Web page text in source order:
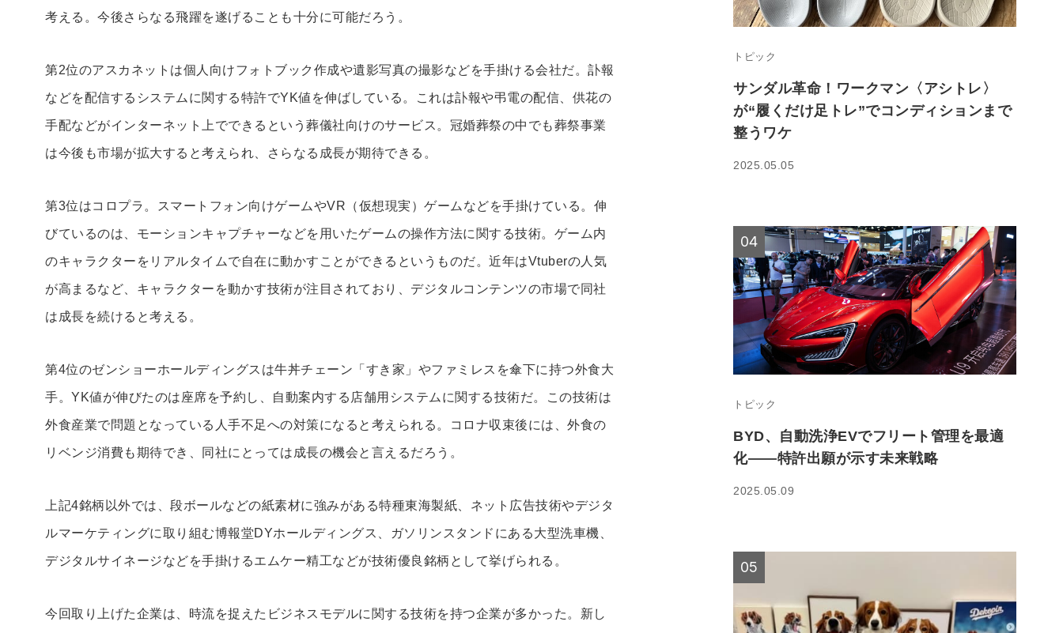
考える。今後さらなる飛躍を遂げることも十分に可能だろう。
第2位のアスカネットは個人向けフォトブック作成や遺影写真の撮影などを手掛ける会社だ。訃報
などを配信するシステムに関する特許でYK値を伸ばしている。これは訃報や弔電の配信、供花の
手配などがインターネット上でできるという葬儀社向けのサービス。冠婚葬祭の中でも葬祭事業
は今後も市場が拡大すると考えられ、さらなる成長が期待できる。
第3位はコロプラ。スマートフォン向けゲームやVR（仮想現実）ゲームなどを手掛けている。伸
びているのは、モーションキャプチャーなどを用いたゲームの操作方法に関する技術。ゲーム内
のキャラクターをリアルタイムで自在に動かすことができるというものだ。近年はVtuberの人気
が高まるなど、キャラクターを動かす技術が注目されており、デジタルコンテンツの市場で同社
は成長を続けると考える。
第4位のゼンショーホールディングスは牛丼チェーン「すき家」やファミレスを傘下に持つ外食大
手。YK値が伸びたのは座席を予約し、自動案内する店舗用システムに関する技術だ。この技術は
外食産業で問題となっている人手不足への対策になると考えられる。コロナ収束後には、外食の
リベンジ消費も期待でき、同社にとっては成長の機会と言えるだろう。
上記4銘柄以外では、段ボールなどの紙素材に強みがある特種東海製紙、ネット広告技術やデジタ
ルマーケティングに取り組む博報堂DYホールディングス、ガソリンスタンドにある大型洗車機、
デジタルサイネージなどを手掛けるエムケー精工などが技術優良銘柄として挙げられる。
今回取り上げた企業は、時流を捉えたビジネスモデルに関する技術を持つ企業が多かった。新し
トピック
サンダル革命！ワークマン〈アシトレ〉
が“履くだけ足トレ”でコンディションまで
整うワケ
2025.05.05
トピック
BYD、自動洗浄EVでフリート管理を最適
化――特許出願が示す未来戦略
2025.05.09